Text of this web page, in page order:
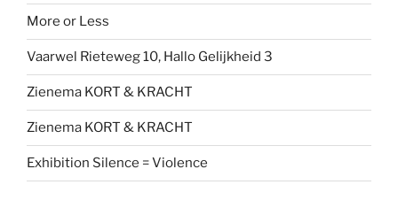
More or Less
Vaarwel Rieteweg 10, Hallo Gelijkheid 3
Zienema KORT & KRACHT
Zienema KORT & KRACHT
Exhibition Silence = Violence